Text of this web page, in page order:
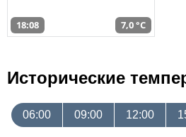
18:08 7,0 °C
Исторические
06:00 09:00 12:00